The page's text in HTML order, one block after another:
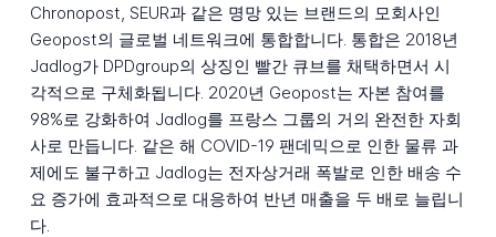
Chronopost, SEUR과 같은 명망 있는 브랜드의 모회사인
Geopost의 글로벌 네트워크에 통합합니다. 통합은 2018년
Jadlog가 DPDgroup의 상징인 빨간 큐브를 채택하면서 시
각적으로 구체화됩니다. 2020년 Geopost는 자본 참여를
98%로 강화하여 Jadlog를 프랑스 그룹의 거의 완전한 자회
사로 만듭니다. 같은 해 COVID-19 팬데믹으로 인한 물류 과
제에도 불구하고 Jadlog는 전자상거래 폭발로 인한 배송 수
요 증가에 효과적으로 대응하여 반년 매출을 두 배로 늘립니
다.